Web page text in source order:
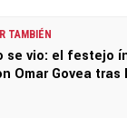
TAMBIÉN
se vio: el festejo
Omar Govea